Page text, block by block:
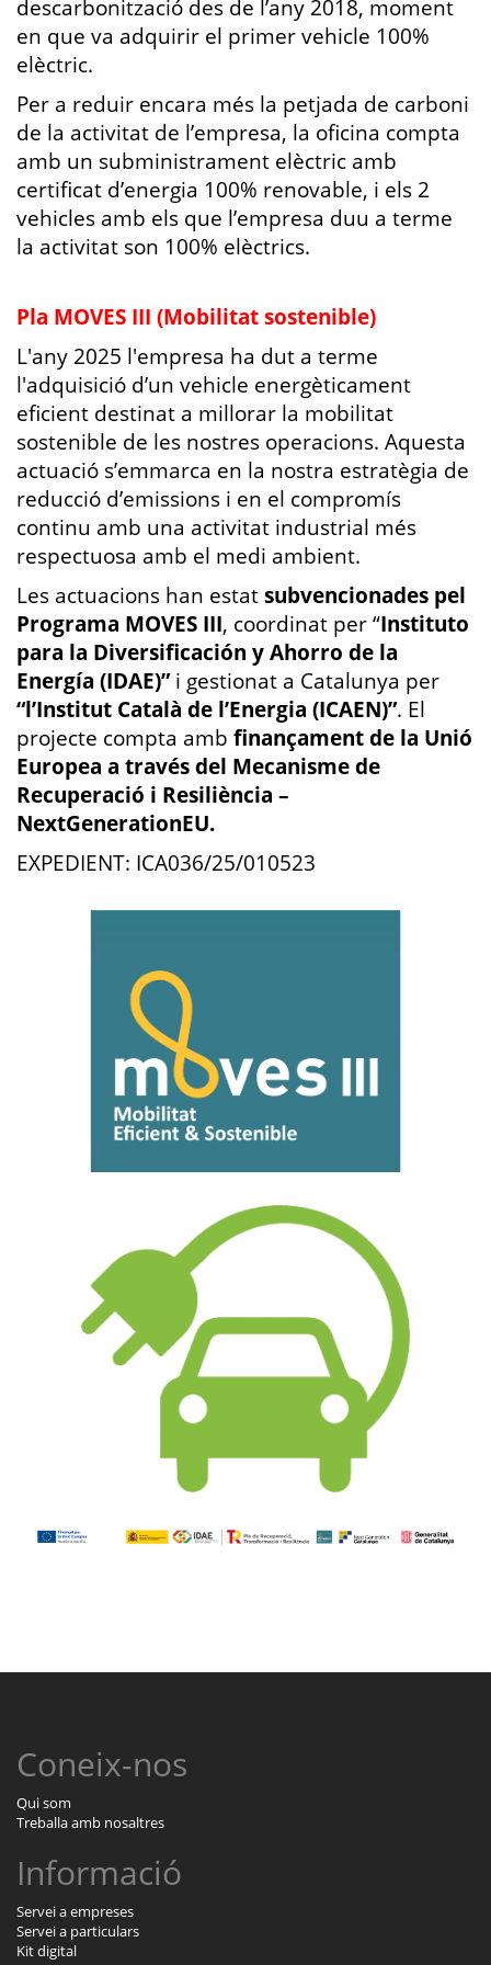
descarbonització des de l’any 2018, moment
en que va adquirir el primer vehicle 100%
elèctric.
Per a reduir encara més la petjada de carboni
de la activitat de l’empresa, la oficina compta
amb un subministrament elèctric amb
certificat d’energia 100% renovable, i els 2
vehicles amb els que l’empresa duu a terme
la activitat son 100% elèctrics.
Pla MOVES III (Mobilitat sostenible)
L'any 2025 l'empresa ha dut a terme
l'adquisició d’un vehicle energèticament
eficient destinat a millorar la mobilitat
sostenible de les nostres operacions. Aquesta
actuació s’emmarca en la nostra estratègia de
reducció d’emissions i en el compromís
continu amb una activitat industrial més
respectuosa amb el medi ambient.
Les actuacions han estat subvencionades pel
Programa MOVES III, coordinat per “Instituto
para la Diversificación y Ahorro de la
Energía (IDAE)”i gestionat a Catalunya per
“l’Institut Català de l’Energia (ICAEN)”. El
projecte compta amb finançament de la Unió
Europea a través del Mecanisme de
Recuperació i Resiliència –
NextGenerationEU.
EXPEDIENT: ICA036/25/010523
Coneix-nos
Qui som
Treballa amb nosaltres
Informació
Servei a empreses
Servei a particulars
Kit digital